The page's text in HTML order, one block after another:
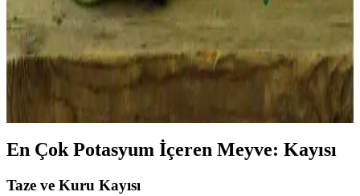
Türkiye’de Avokado: Sağlık ve Beslenmede
Yükselen Trend ve Farklı Türleri
Türkiye’de avokado, yüksek besin değeri ve sağlık faydalarıyla öne
çıkıyor. Farklı türleri, tüketim alışkanlıkları ve sağlık üzerindeki
etkileriyle modern beslenmenin önemli bir parçası haline geliyor.
En Çok Potasyum İçeren Meyve: Kayısı
Taze ve Kuru Kayısı